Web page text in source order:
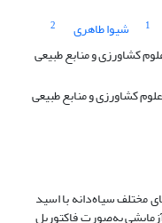
1 شیوا طاهری
2
کشاورزی و منابع طبیعی
کشاورزی و منابع طبیعی
مختلف سیا‌ه‌دانه با اسید
به‌صورت فاکتوریل